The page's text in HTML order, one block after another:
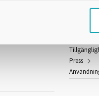
Press